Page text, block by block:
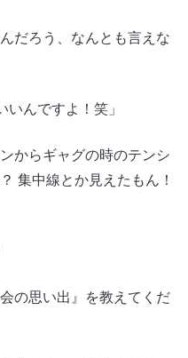
だろう、なんとも言えな
いんですよ！笑」
からギャグの時のテンシ
集中線とか見えたもん！
の思い出』を教えてくだ